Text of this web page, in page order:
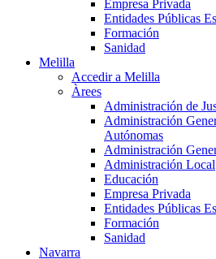
Empresa Privada
Entidades Públicas
Formación
Sanidad
Melilla
Accedir a Melilla
Àrees
Administración de
Administración
Autónomas
Administración
Administración Local
Educación
Empresa Privada
Entidades Públicas
Formación
Sanidad
Navarra